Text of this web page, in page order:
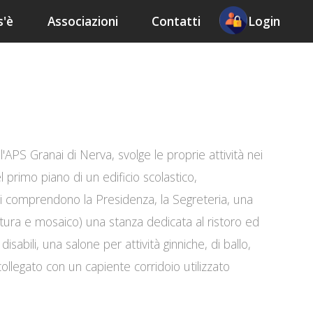
Associazioni Contatti Login
Granai di Nerva, svolge le proprie attività nei
primo piano di un edificio scolastico,
la Presidenza, la Segreteria, una
e mosaico) una stanza dedicata al ristoro ed
una salone per attività ginniche, di ballo,
con un capiente corridoio utilizzato